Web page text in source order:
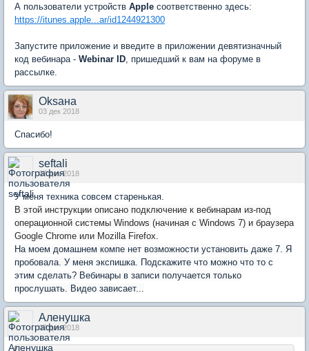
А пользователи устройств Apple соответственно здесь:
https://itunes.apple...ar/id1244921300
Запустите приложение и введите в приложении девятизначный
код вебинара - Webinar ID, пришедший к вам на форуме в
рассылке.
Оksaна
03 дек 2018
Спасибо!
seftali
07 дек 2018
У меня техника совсем старенькая.
В этой инструкции описано подключение к вебинарам из-под
операционной системы Windows (начиная с Windows 7) и браузера
Google Chrome или Mozilla Firefox.
На моем домашнем компе нет возможности установить даже 7. Я
пробовала. У меня экспишка. Подскажите что можно что то с
этим сделать? Вебинары в записи получается только
прослушать. Видео зависает...
Аленушка
07 дек 2018